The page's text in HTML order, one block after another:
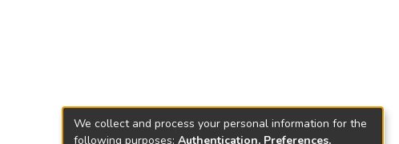
We collect and process your personal information for the
following purposes: Authentication, Preferences,